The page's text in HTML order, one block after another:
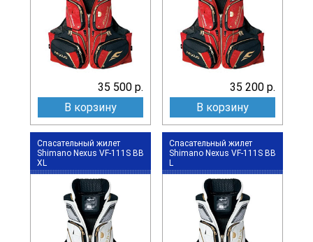
35 500 р.
В корзину
35 200 р.
В корзину
Спасательный жилет
Shimano Nexus VF-111S BB
XL
Спасательный жилет
Shimano Nexus VF-111S BB
L